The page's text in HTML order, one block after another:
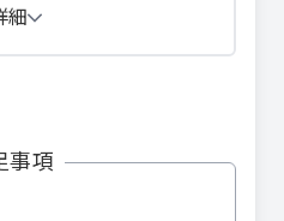
細
事項